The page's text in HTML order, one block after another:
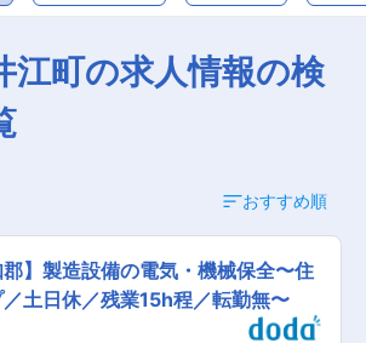
江町の求人情報の検
おすすめ順
郡】製造設備の電気・機械保全〜住
土日休／残業15h程／転勤無〜